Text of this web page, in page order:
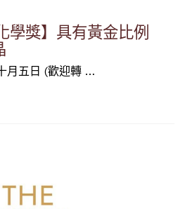
學獎】具有黃金比例
月五日 (歡迎轉 …